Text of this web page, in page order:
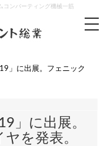
コンバーティング機械一筋
」に出展。フェニック
」に出展。
を発表。